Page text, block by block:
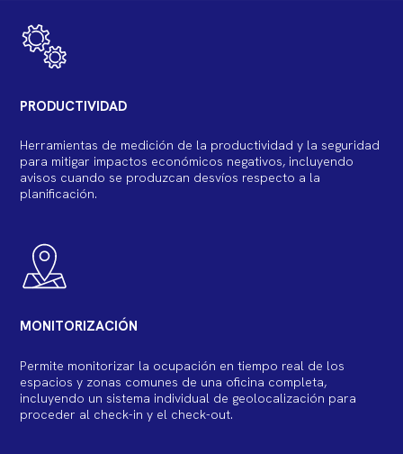
PRODUCTIVIDAD
Herramientas de medición de la productividad y la seguridad
para mitigar impactos económicos negativos, incluyendo
avisos cuando se produzcan desvíos respecto a la
planificación.
MONITORIZACIÓN
Permite monitorizar la ocupación en tiempo real de los
espacios y zonas comunes de una oficina completa,
incluyendo un sistema individual de geolocalización para
proceder al check-in y el check-out.